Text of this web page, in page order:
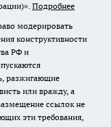
Подробнее
модерировать
конструктивности
РФ и
разжигающие
или вражду, а
ссылок не
эти требования,